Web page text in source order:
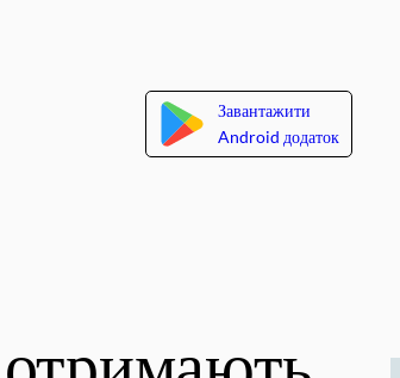
Завантажити
Android додаток